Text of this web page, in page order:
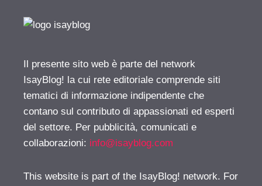
Il presente sito web è parte del network
IsayBlog! la cui rete editoriale comprende siti
tematici di informazione indipendente che
contano sul contributo di appassionati ed esperti
del settore. Per pubblicità, comunicati e
collaborazioni: info@isayblog.com
This website is part of the IsayBlog! network. For